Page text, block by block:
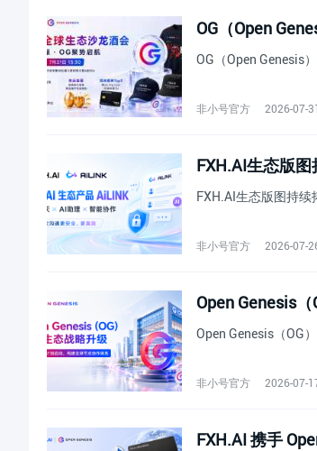
OG（Open Genesis
非小号官方 2026-07-
FXH.AI生态版
FXH.AI生态版图持
非小号官方 2026-07-
Open Genesis
Open Genesis（OG
非小号官方 2026-07-
FXH.AI 携手